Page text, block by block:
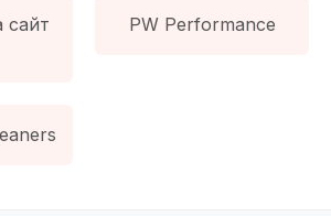
сайт
PW Performance